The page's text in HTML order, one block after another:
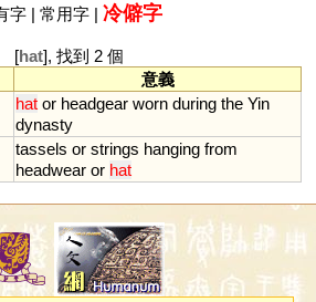
字| 常用字| 冷僻字
[hat], 找到 2 個
意義
hat or headgear worn during the Yin
dynasty
tassels or strings hanging from
headwear or hat